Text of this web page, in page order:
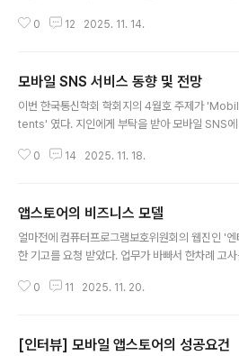
발표 미션은 빠르게 변화하는 모바일 산업에 대한
그에 정기적으로 온 분들께는 약간은 식상한 내용
많으나 경험이 부족한 분들께 조그만 도움이 될
료임으로 'Full Screen' Mode로 해서 보기를
0 12 2025. 11. 14.
모바일 SNS 서비스 동향 및 전망
이번 한국통신학회 학회지의 4월호 주제가
tents' 였다. 지인에게 부탁을 받아 모바일 SNS에
고를 위해서 새로운 내용을 정리한 것은 아니었고
원고 부탁을 받았을 때 많이 망설였다. 석사 논문 쓸
악몽이 다시 떠올랐고, 일반 잡지 기고와 학회지는
달랐기 때문이다. 원래 한국통신학회 학회지는 기
Business Article과 같은 가벼운 글을 통해 모바
0 14 2025. 11. 18.
앱스토어의 비즈니스 모델
얼마전에 컴퓨터프로그램보호위원회의 웹진인 '
한 기고를 요청 받았다. 업무가 바빠서 한차례 고
스토어에 대한 접근이 아닌 저작권자의 입장에서
므로 기술적인 내용보다는 광고 모델 위주의 해법
0 11 2025. 11. 20.
[인터뷰] 모바일 앱스토어의 성공요건